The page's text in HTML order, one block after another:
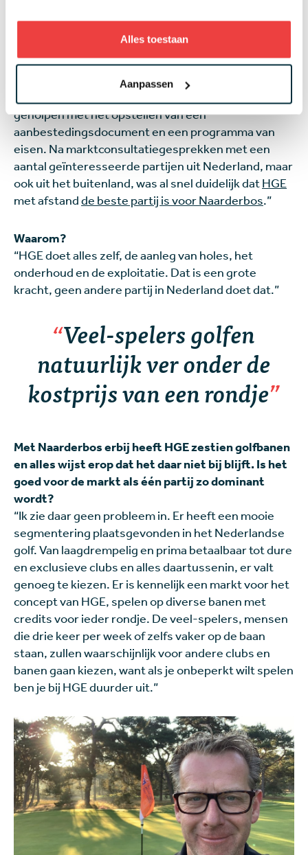
Alles toestaan
Aanpassen
de Gemeente Gooise Meren de baan weer wilde
openen, hebben Michiel van der Vaart
(golfbaanarchitect), Hans Kok (Grasmeesters) en ik
geholpen met het opstellen van een
aanbestedingsdocument en een programma van
eisen. Na marktconsultatiegesprekken met een
aantal geïnteresseerde partijen uit Nederland, maar
ook uit het buitenland, was al snel duidelijk datHGE
met afstandde beste partij is voor Naarderbos.”
Waarom?
“HGE doet alles zelf, de aanleg van holes, het
onderhoud en de exploitatie. Dat is een grote
kracht, geen andere partij in Nederland doet dat.”
Veel-spelers golfen
natuurlijk ver onder de
kostprijs van een rondje
Met Naarderbos erbij heeft HGE zestien golfbanen
en alles wijst erop dat het daar niet bij blijft. Is het
goed voor de markt als één partij zo dominant
wordt?
“Ik zie daar geen probleem in. Er heeft een mooie
segmentering plaatsgevonden in het Nederlandse
golf. Van laagdrempelig en prima betaalbaar tot dure
en exclusieve clubs en alles daartussenin, er valt
genoeg te kiezen. Er is kennelijk een markt voor het
concept van HGE, spelen op diverse banen met
credits voor ieder rondje. De veel-spelers, mensen
die drie keer per week of zelfs vaker op de baan
staan, zullen waarschijnlijk voor andere clubs en
banen gaan kiezen, want als je onbeperkt wilt spelen
ben je bij HGE duurder uit.”